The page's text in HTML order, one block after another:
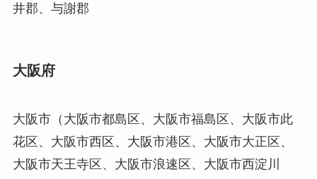
井郡、与謝郡
大阪府
大阪市（大阪市都島区、大阪市福島区、大阪市此
花区、大阪市西区、大阪市港区、大阪市大正区、
大阪市天王寺区、大阪市浪速区、大阪市西淀川